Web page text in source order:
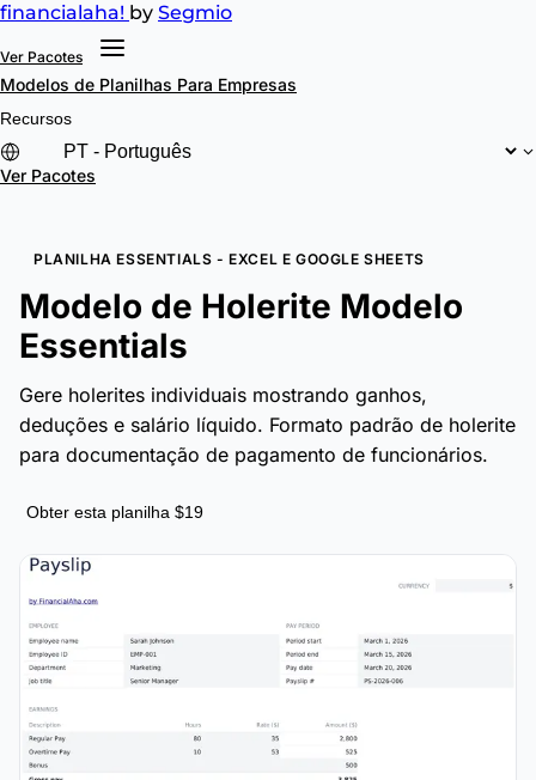
financialaha! by Segmio
Ver Pacotes
Modelos de Planilhas Para Empresas
Recursos
Ver Pacotes
PLANILHA ESSENTIALS - EXCEL E GOOGLE SHEETS
Modelo de Holerite Modelo
Essentials
Gere holerites individuais mostrando ganhos,
deduções e salário líquido. Formato padrão de holerite
para documentação de pagamento de funcionários.
Obter esta planilha $19